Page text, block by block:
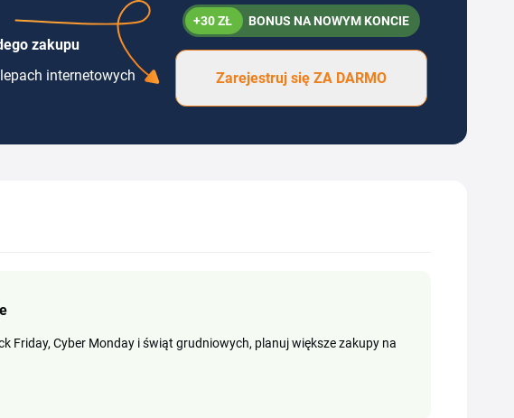
zakupu
internetowych
+30 ZŁ BONUS NA NOWYM KONCIE
Zarejestruj się ZA DARMO
Friday, Cyber Monday i świąt grudniowych, planuj większe zakupy na